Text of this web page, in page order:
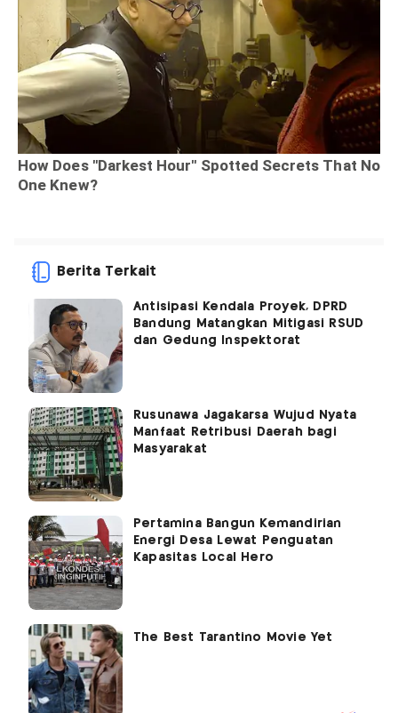
Berita Terkait
Antisipasi Kendala Proyek, DPRD
Bandung Matangkan Mitigasi RSUD
dan Gedung Inspektorat
Rusunawa Jagakarsa Wujud Nyata
Manfaat Retribusi Daerah bagi
Masyarakat
Pertamina Bangun Kemandirian
Energi Desa Lewat Penguatan
Kapasitas Local Hero